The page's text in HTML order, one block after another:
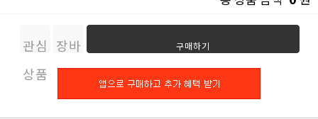
관심
상품
장바
구니
구매하기